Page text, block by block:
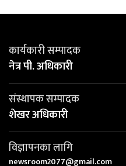
कार्यकारी सम्पादक
नेत्र पी. अधिकारी
संस्थापक सम्पादक
शेखर अधिकारी
विज्ञापनका लागि
newsroom2077@gmail.com